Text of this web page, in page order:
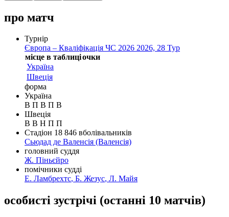
про матч
Турнір
Європа – Кваліфікація ЧС 2026 2026, 28 Тур
місце в таблиціочки
Україна
Швеція
форма
Україна
В П В П В
Швеція
В В Н П П
Стадіон 18 846 вболівальників
Сьюдад де Валенсія (Валенсія)
головний суддя
Ж. Піньєйро
помічники судді
Е. Ламбрехтс, Б. Жезус, Л. Майя
особисті зустрічі (останні 10 матчів)